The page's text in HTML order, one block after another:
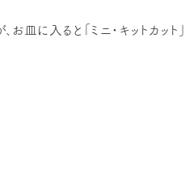
お皿に入ると「ミニ・キットカッ